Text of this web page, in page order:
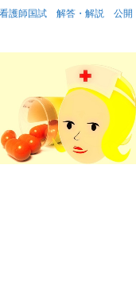
看護師国試 解答・解説 公開